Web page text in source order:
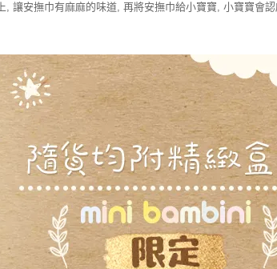
, 讓安撫巾有麻麻的味道, 再將安撫巾給小寶寶, 小寶寶會